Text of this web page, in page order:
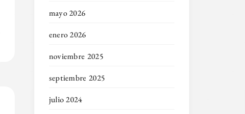
mayo 2026
enero 2026
noviembre 2025
septiembre 2025
julio 2024